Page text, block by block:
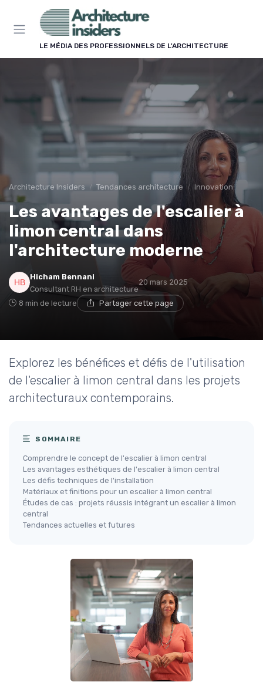
LE MÉDIA DES PROFESSIONNELS DE L'ARCHITECTURE
Architecture Insiders Tendances architecture Innovation
Les avantages de l'escalier à
limon central dans
l'architecture moderne
Hicham Bennani
Consultant RH en architecture
20 mars 2025
8 min de lecture Partager cette page
Explorez les bénéfices et défis de l'utilisation
de l'escalier à limon central dans les projets
architecturaux contemporains.
SOMMAIRE
Comprendre le concept de l'escalier à limon central
Les avantages esthétiques de l'escalier à limon central
Les défis techniques de l'installation
Matériaux et finitions pour un escalier à limon central
Études de cas : projets réussis intégrant un escalier à limon
central
Tendances actuelles et futures
Panneau de gestion des cookies